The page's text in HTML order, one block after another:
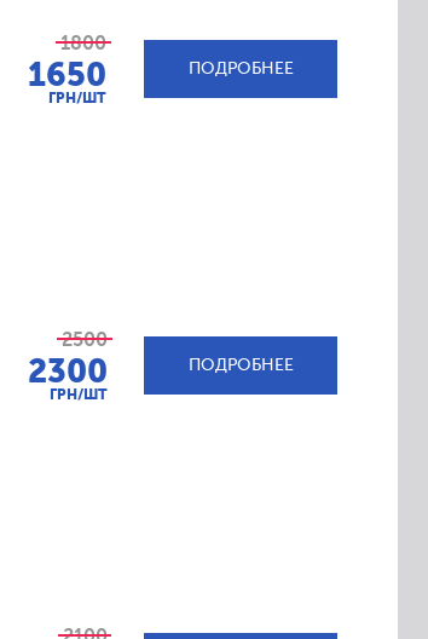
1800
1650
ГРН/ШТ
ПОДРОБНЕЕ
2500
2300
ГРН/ШТ
ПОДРОБНЕЕ